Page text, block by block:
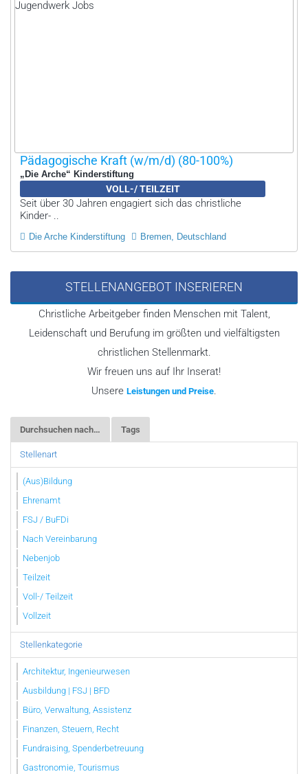
Pädagogische Kraft (w/m/d) (80-100%)
„Die Arche“ Kinderstiftung
VOLL-/ TEILZEIT
Seit über 30 Jahren engagiert sich das christliche
Kinder- ..
Die Arche Kinderstiftung Bremen, Deutschland
STELLENANGEBOT INSERIEREN
Christliche Arbeitgeber finden Menschen mit Talent,
Leidenschaft und Berufung im größten und vielfältigsten
christlichen Stellenmarkt.
Wir freuen uns auf Ihr Inserat!
Unsere Leistungen und Preise
Durchsuchen nach… Tags
Stellenart
(Aus)Bildung
Ehrenamt
FSJ / BuFDi
Nach Vereinbarung
Nebenjob
Teilzeit
Voll-/ Teilzeit
Vollzeit
Stellenkategorie
Architektur, Ingenieurwesen
Ausbildung | FSJ | BFD
Büro, Verwaltung, Assistenz
Finanzen, Steuern, Recht
Fundraising, Spenderbetreuung
Gastronomie, Tourismus